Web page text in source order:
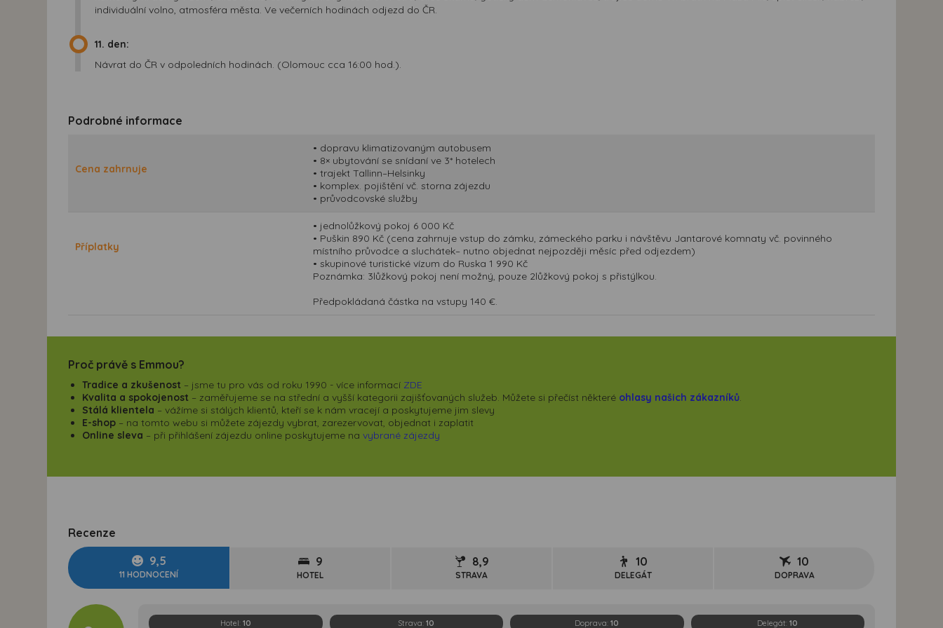
individuální volno, atmosféra města. Ve večerních hodinách odjezd do ČR.
11. den:
Návrat do ČR v odpoledních hodinách. (Olomouc cca 16:00 hod.).
Podrobné informace
Cena zahrnuje
• dopravu klimatizovaným autobusem
• 8× ubytování se snídaní ve 3* hotelech
• trajekt Tallinn–Helsinky
• komplex. pojištění vč. storna zájezdu
• průvodcovské služby
Příplatky
• jednolůžkový pokoj 6 000 Kč
• Puškin 890 Kč (cena zahrnuje vstup do zámku, zámeckého parku i návštěvu Jantarové komnaty vč. povinného
místního průvodce a sluchátek– nutno objednat nejpozději měsíc před odjezdem)
• skupinové turistické vízum do Ruska 1 990 Kč
Poznámka: 3lůžkový pokoj není možný, pouze 2lůžkový pokoj s přistýlkou.
Předpokládaná částka na vstupy 140 €.
Proč právě s Emmou?
Tradice a zkušenost – jsme tu pro vás od roku 1990 - více informací ZDE
Kvalita a spokojenost – zaměřujeme se na střední a vyšší kategorii zajišťovaných služeb. Můžete si přečíst některé ohlasy našich zákazníků.
Stálá klientela – vážíme si stálých klientů, kteří se k nám vracejí a poskytujeme jim slevy
E-shop – na tomto webu si můžete zájezdy vybrat, zarezervovat, objednat i zaplatit
Online sleva – při přihlášení zájezdu online poskytujeme na vybrané zájezdy
Recenze
9,5
11 HODNOCENÍ
9
HOTEL
8,9
STRAVA
10
DELEGÁT
10
DOPRAVA
Hotel: 10 Strava:10 Doprava:10 Delegát:10